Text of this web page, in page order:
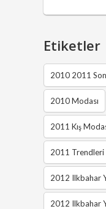
Etiketler
2010 2011
2010 Modası
2011 Kış
2011 Trendleri
2012 Ilkbahar
2012 Ilkbahar